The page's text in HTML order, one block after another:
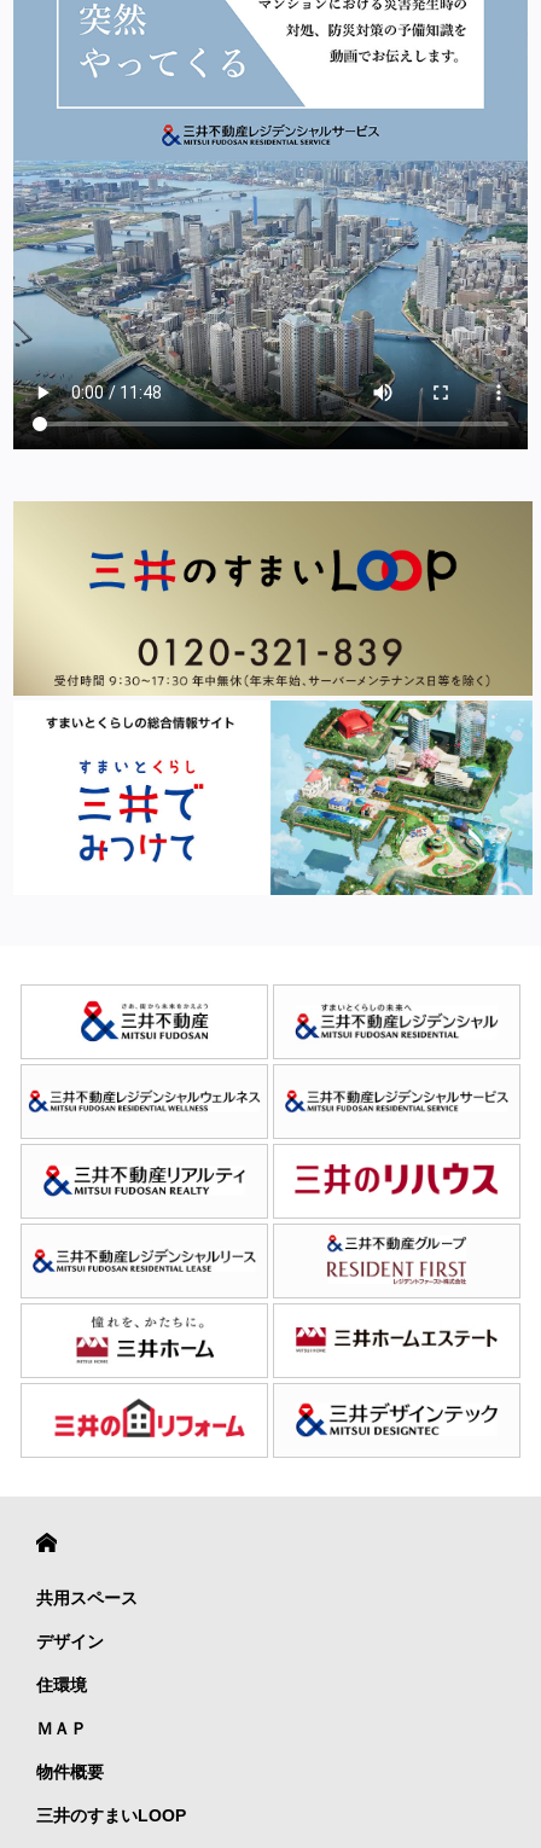
共用スペース
デザイン
住環境
ＭＡＰ
物件概要
三井のすまいLOOP